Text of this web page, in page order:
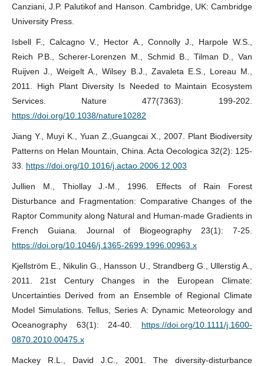
Canziani, J.P. Palutikof and Hanson. Cambridge, UK: Cambridge
University Press.
Isbell F., Calcagno V., Hector A., Connolly J., Harpole W.S.,
Reich P.B., Scherer-Lorenzen M., Schmid B., Tilman D., Van
Ruijven J., Weigelt A., Wilsey B.J., Zavaleta E.S., Loreau M.,
2011. High Plant Diversity Is Needed to Maintain Ecosystem
Services. Nature 477(7363): 199-202.
https://doi.org/10.1038/nature10282
Jiang Y., Muyi K., Yuan Z.,Guangcai X., 2007. Plant Biodiversity
Patterns on Helan Mountain, China. Acta Oecologica 32(2): 125-
33. https://doi.org/10.1016/j.actao.2006.12.003
Jullien M., Thiollay J.-M., 1996. Effects of Rain Forest
Disturbance and Fragmentation: Comparative Changes of the
Raptor Community along Natural and Human‐made Gradients in
French Guiana. Journal of Biogeography 23(1): 7-25.
https://doi.org/10.1046/j.1365-2699.1996.00963.x
Kjellström E., Nikulin G., Hansson U., Strandberg G., Ullerstig A.,
2011. 21st Century Changes in the European Climate:
Uncertainties Derived from an Ensemble of Regional Climate
Model Simulations. Tellus, Series A: Dynamic Meteorology and
Oceanography 63(1): 24-40. https://doi.org/10.1111/j.1600-
0870.2010.00475.x
Mackey R.L., David J.C., 2001. The diversity-disturbance